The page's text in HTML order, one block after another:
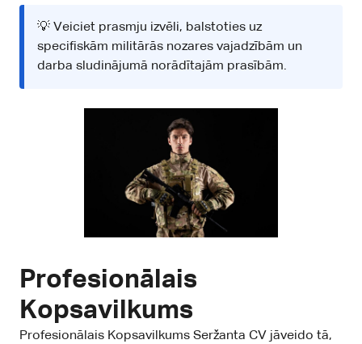
💡 Veiciet prasmju izvēli, balstoties uz
specifiskām militārās nozares vajadzībām un
darba sludinājumā norādītajām prasībām.
Profesionālais
Kopsavilkums
Profesionālais Kopsavilkums Seržanta CV jāveido tā,